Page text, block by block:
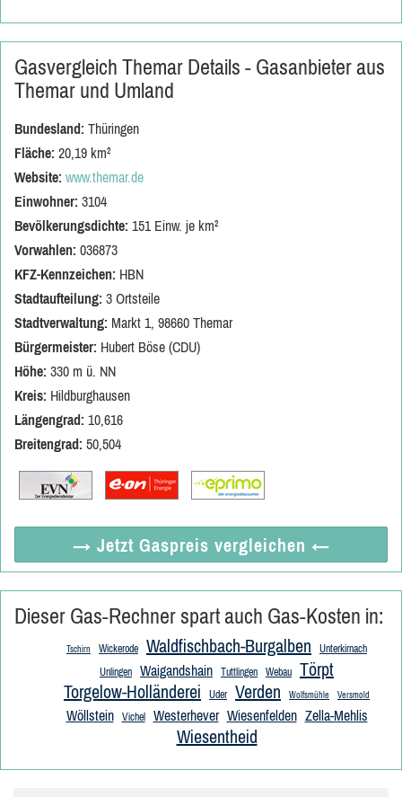
Gasvergleich Themar Details - Gasanbieter aus
Themar und Umland
Bundesland: Thüringen
Fläche: 20,19 km²
Website: www.themar.de
Einwohner: 3104
Bevölkerungsdichte: 151 Einw. je km²
Vorwahlen: 036873
KFZ-Kennzeichen: HBN
Stadtaufteilung: 3 Ortsteile
Stadtverwaltung: Markt 1, 98660 Themar
Bürgermeister: Hubert Böse (CDU)
Höhe: 330 m ü. NN
Kreis: Hildburghausen
Längengrad: 10,616
Breitengrad: 50,504
→ Jetzt Gaspreis vergleichen ←
Dieser Gas-Rechner spart auch Gas-Kosten in:
Tschirn Wickerode Waldfischbach-Burgalben
Unterkirnach
Unlingen
Waigandshain Tuttlingen Webau
Törpt
Torgelow-Holländerei
Uder Verden Wolfsmühle Versmold
Wöllstein Vichel Westerhever Wiesenfelden Zella-Mehlis
Wiesentheid